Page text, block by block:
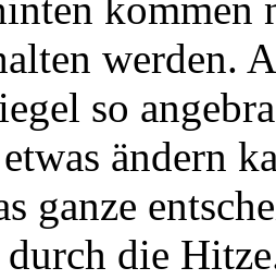
werden.
so
ändern
ganze
durch die